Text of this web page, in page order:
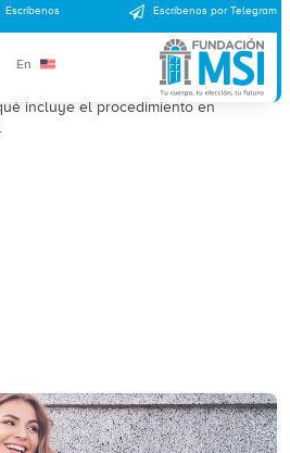
Escríbenos Escríbenos por Telegram
En
SIU Kyleena? Precio
en Saltillo en 2026, factores que
incluye el procedimiento en